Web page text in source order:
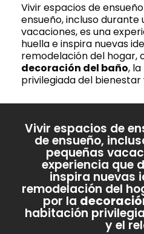
Vivir espacios de
ensueño, incluso durante
vacaciones, es una
huella e inspira nuevas
remodelación del hogar,
decoración del baño,
privilegiada del bienestar
Vivir espacios de
de ensueño,
pequeñas
experiencia que
inspira nuevas
remodelación del
por la
habitación
y el